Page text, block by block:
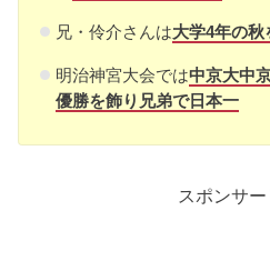
兄・伶介さんは大学4年の
明治神宮大会では中京大中
優勝を飾り兄弟で日本一
スポンサー